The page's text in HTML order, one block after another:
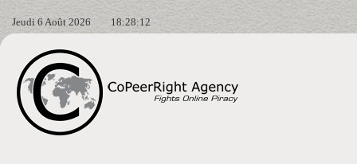
Jeudi 6 Août 2026 18:28:13